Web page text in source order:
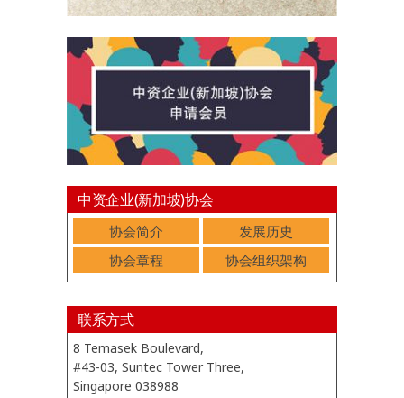
中资企业(新加坡)协会
协会简介
发展历史
协会章程
协会组织架构
联系方式
8 Temasek Boulevard,
#43-03, Suntec Tower Three,
Singapore 038988